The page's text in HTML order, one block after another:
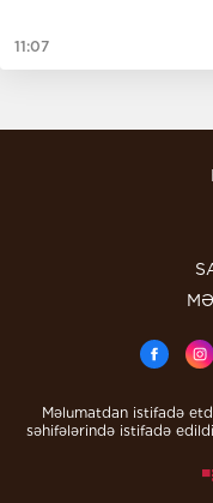
11:07
Məlumatdan istifadə
səhifələrində istifadə